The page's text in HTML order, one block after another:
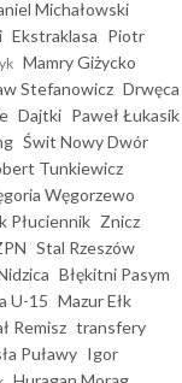
Michałowski
Ekstraklasa Piotr
Mamry Giżycko
Stefanowicz Drwęca
Dajtki Paweł Łukasik
Świt Nowy Dwór
Tunkiewicz
Węgorzewo
Płuciennik Znicz
Stal Rzeszów
Błękitni Pasym
U-15 Mazur Ełk
Remisz transfery
Puławy Igor